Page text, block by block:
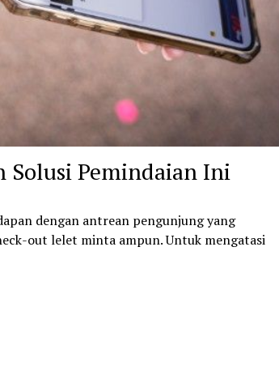
Solusi Pemindaian Ini
dengan antrean pengunjung yang
out lelet minta ampun. Untuk mengatasi